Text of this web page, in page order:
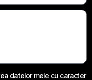
datelor mele cu caracter